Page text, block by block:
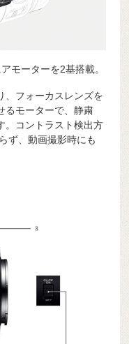
モーターを2基搭載。
、フォーカスレンズを
るモーターで、静粛
。コントラスト検出方
ず、動画撮影時にも